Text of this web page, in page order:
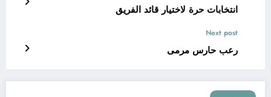
انتخابات حرة لاختيار قائد الفريق
Next post
رعب حارس مرمى